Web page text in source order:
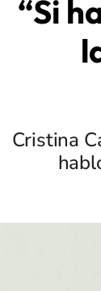
“Si
Cristina